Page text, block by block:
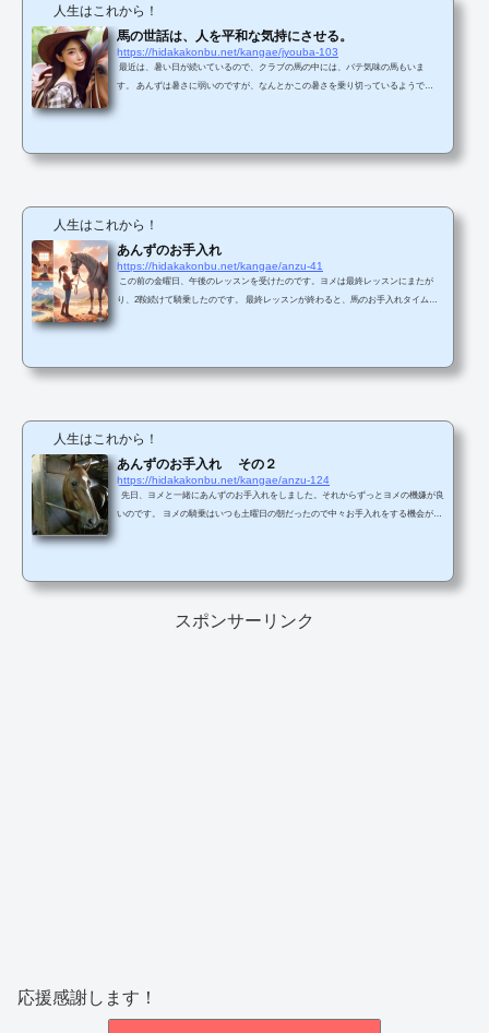
人生はこれから！
馬の世話は、人を平和な気持にさせる。
https://hidakakonbu.net/kangae/jyouba-103
最近は、暑い日が続いているので、クラブの馬の中には、バテ気味の馬もいま
す。 あんずは暑さに弱いのですが、なんとかこの暑さを乗り切っているようで
人生はこれから！
あんずのお手入れ
https://hidakakonbu.net/kangae/anzu-41
この前の金曜日、午後のレッスンを受けたのです。ヨメは最終レッスンにまたが
り、2鞍続けて騎乗したのです。 最終レッスンが終わると、馬のお手入れタイムで
人生はこれから！
あんずのお手入れ その２
https://hidakakonbu.net/kangae/anzu-124
先日、ヨメと一緒にあんずのお手入れをしました。それからずっとヨメの機嫌が良
いのです。 ヨメの騎乗はいつも土曜日の朝だったので中々お手入れをする機会がな
スポンサーリンク
応援感謝します！